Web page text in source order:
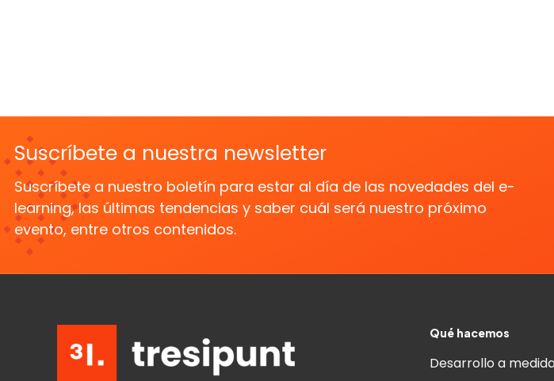
Suscríbete a nuestra newsletter
Suscríbete a nuestro boletín para estar al día de las novedades del e-
learning, las últimas tendencias y saber cuál será nuestro próximo
evento, entre otros contenidos.
Qué hacemos
Desarrollo a